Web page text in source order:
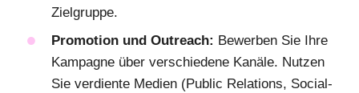
Zielgruppe.
Promotion und Outreach: Bewerben Sie Ihre
Kampagne über verschiedene Kanäle. Nutzen
Sie verdiente Medien (Public Relations, Social-